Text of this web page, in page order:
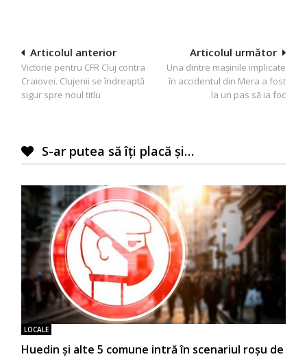
Navigare
în
articole
Articolul următor
Una dintre mașinile implicate
în accidentul din Mera a fost
la un pas să ia foc
Articolul anterior
Victorie pentru CFR Cluj contra
Craiovei. Clujenii se îndreaptă
sigur spre noul titlu
S-ar putea să îți placă și…
LOCALE
Huedin și alte 5 comune intră în scenariul roșu de